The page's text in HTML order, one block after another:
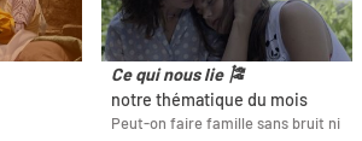
Ce qui nous lie 🎏
notre thématique du mois
Peut-on faire famille sans bruit ni